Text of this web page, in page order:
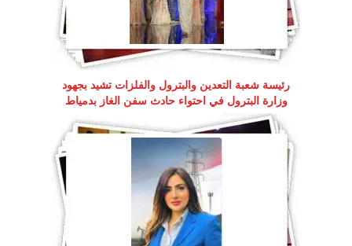
رئيسة شعبة التعدين والبترول والفلزات تشيد بجهود
وزارة البترول في احتواء حادث سفن الغاز بدمياط